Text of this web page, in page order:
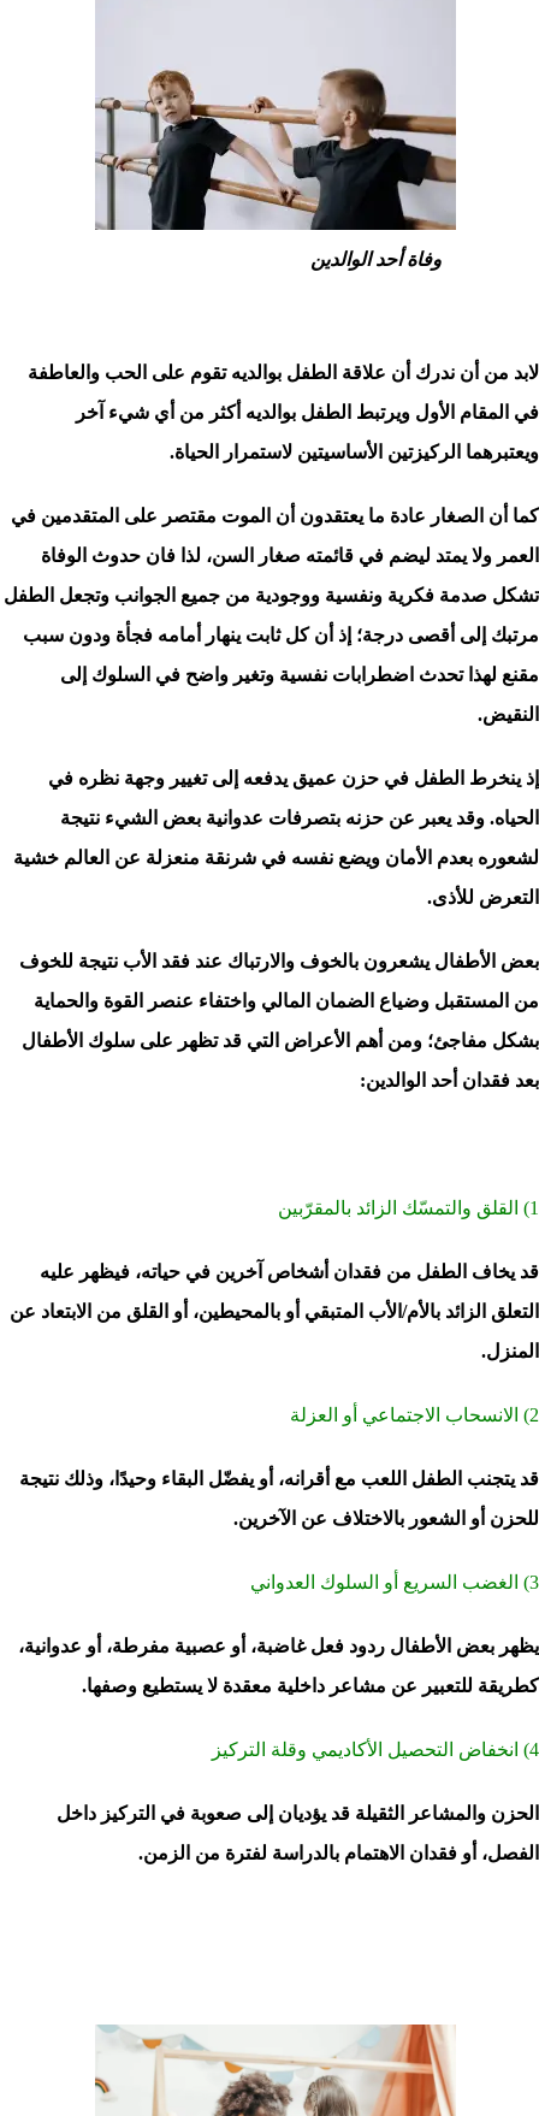
وفاة أحد الوالدين
لابد من أن ندرك أن علاقة الطفل بوالديه تقوم على الحب والعاطفة
في المقام الأول ويرتبط الطفل بوالديه أكثر من أي شيء آخر
ويعتبرهما الركيزتين الأساسيتين لاستمرار الحياة.
كما أن الصغار عادة ما يعتقدون أن الموت مقتصر على المتقدمين في
العمر ولا يمتد ليضم في قائمته صغار السن، لذا فان حدوث الوفاة
تشكل صدمة فكرية ونفسية ووجودية من جميع الجوانب وتجعل الطفل
مرتبك إلى أقصى درجة؛ إذ أن كل ثابت ينهار أمامه فجأة ودون سبب
مقنع لهذا تحدث اضطرابات نفسية وتغير واضح في السلوك إلى
النقيض.
إذ ينخرط الطفل في حزن عميق يدفعه إلى تغيير وجهة نظره في
الحياه. وقد يعبر عن حزنه بتصرفات عدوانية بعض الشيء نتيجة
لشعوره بعدم الأمان ويضع نفسه في شرنقة منعزلة عن العالم خشية
التعرض للأذى.
بعض الأطفال يشعرون بالخوف والارتباك عند فقد الأب نتيجة للخوف
من المستقبل وضياع الضمان المالي واختفاء عنصر القوة والحماية
بشكل مفاجئ؛ ومن أهم الأعراض التي قد تظهر على سلوك الأطفال
بعد فقدان أحد الوالدين:
1) القلق والتمسّك الزائد بالمقرّبين
قد يخاف الطفل من فقدان أشخاص آخرين في حياته، فيظهر عليه
التعلق الزائد بالأم/الأب المتبقي أو بالمحيطين، أو القلق من الابتعاد عن
المنزل.
2) الانسحاب الاجتماعي أو العزلة
قد يتجنب الطفل اللعب مع أقرانه، أو يفضّل البقاء وحيدًا، وذلك نتيجة
للحزن أو الشعور بالاختلاف عن الآخرين.
3) الغضب السريع أو السلوك العدواني
يظهر بعض الأطفال ردود فعل غاضبة، أو عصبية مفرطة، أو عدوانية،
كطريقة للتعبير عن مشاعر داخلية معقدة لا يستطيع وصفها.
4) انخفاض التحصيل الأكاديمي وقلة التركيز
الحزن والمشاعر الثقيلة قد يؤديان إلى صعوبة في التركيز داخل
الفصل، أو فقدان الاهتمام بالدراسة لفترة من الزمن.